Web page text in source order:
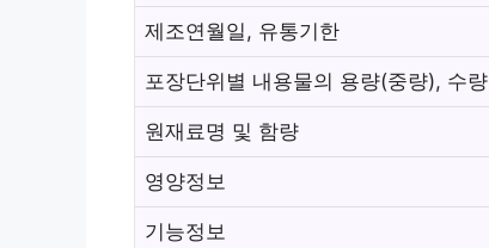
제조연월일, 유통기한
포장단위별 내용물의 용량(중량), 수량
원재료명 및 함량
영양정보
기능정보